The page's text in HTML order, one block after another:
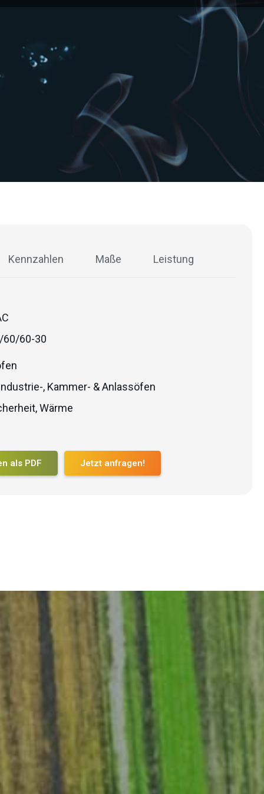
Kennzahlen Maße Leistung
60/60-30
, Kammer- & Anlassöfen
,Wärme
als PDF Jetzt anfragen!